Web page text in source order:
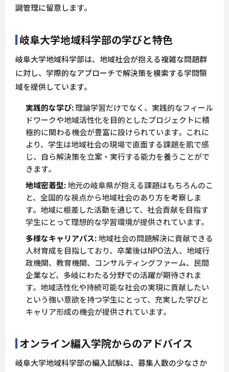
調管理に留意します。
岐阜大学地域科学部の学びと特色
岐阜大学地域科学部は、地域社会が抱える複雑な問題群
に対し、学際的なアプローチで解決策を模索する学問領
域を提供しています。
実践的な学び:理論学習だけでなく、実践的なフィール
ドワークや地域活性化を目的としたプロジェクトに積
極的に関わる機会が豊富に設けられています。これに
より、学生は地域社会の現場で直面する課題を肌で感
じ、自ら解決策を立案・実行する能力を養うことがで
きます。
地域密着型:地元の岐阜県が抱える課題はもちろんのこ
と、全国的な視点から地域社会のあり方を考察しま
す。地域に根差した活動を通じて、社会貢献を目指す
学生にとって理想的な学習環境が提供されています。
多様なキャリアパス:地域社会の問題解決に貢献できる
人材育成を目指しており、卒業後はNPO法人、地域行
政機関、教育機関、コンサルティングファーム、民間
企業など、多岐にわたる分野での活躍が期待されま
す。地域活性化や持続可能な社会の実現に貢献したい
という強い意欲を持つ学生にとって、充実した学びと
キャリア形成の機会が提供されています。
オンライン編入学院からのアドバイス
岐阜大学地域科学部の編入試験は、募集人数の少なさか